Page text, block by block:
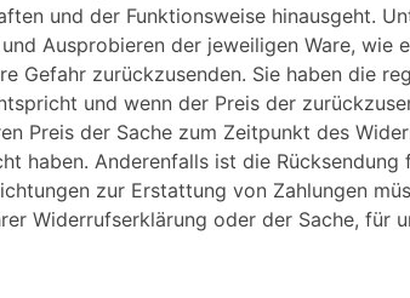
und der Funktionsweise hinausgeht.
Ausprobieren der jeweiligen Ware,
Gefahr zurückzusenden. Sie haben die
und wenn der Preis der
Preis der Sache zum Zeitpunkt des
haben. Anderenfalls ist die
zur Erstattung von Zahlungen
Widerrufserklärung oder der Sache, für